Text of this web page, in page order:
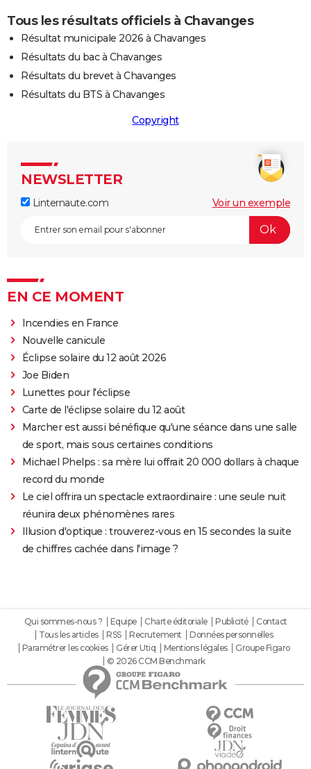
Tous les résultats officiels à Chavanges
Résultat municipale 2026 à Chavanges
Résultats du bac à Chavanges
Résultats du brevet à Chavanges
Résultats du BTS à Chavanges
Copyright
NEWSLETTER
Linternaute.com Voir un exemple
EN CE MOMENT
Incendies en France
Nouvelle canicule
Éclipse solaire du 12 août 2026
Joe Biden
Lunettes pour l'éclipse
Carte de l'éclipse solaire du 12 août
Marcher est aussi bénéfique qu'une séance dans une salle
de sport, mais sous certaines conditions
Michael Phelps : sa mère lui offrait 20 000 dollars à chaque
record du monde
Le ciel offrira un spectacle extraordinaire : une seule nuit
réunira deux phénomènes rares
Illusion d'optique : trouverez-vous en 15 secondes la suite
de chiffres cachée dans l'image ?
Qui sommes-nous ? Equipe Charte éditoriale Publicité
Contact
Tous les articles
RSS Recrutement
Données personnelles
Paramétrer les cookies
Gérer Utiq Mentions légales
Groupe Figaro
© 2026 CCM Benchmark